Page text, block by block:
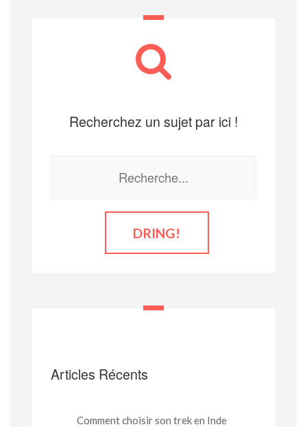
Recherchez un sujet par ici !
Articles Récents
Comment choisir son trek en Inde